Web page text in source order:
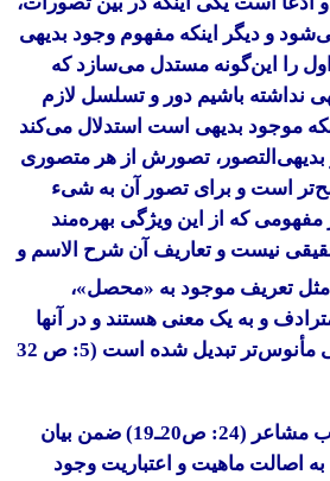
و دیگر اینکه مفهوم وجود بدیهی
را این‌گونه مستدل می‌سازد که
نداشته باشیم دور و تسلسل لازم
موجود بدیهی است استدلال می‌کند
بدیهی‌التصور، تصورش از هر متصوری
است و برای تصور آن به شیء
مفهومی که از این ویژگی بهره‌مند
نیست و تعاریف آن شرح الاسم و
تعریف موجود به «محصل»،
و به یک معنی هستند و در آنها
لفظ موجود به لفظی مأنوس‌تر تبدیل شده است (5: ص 32
مشاعر
(24: ص20ـ19) ضمن بیان
اصالت ماهیت و اعتباریت وجود